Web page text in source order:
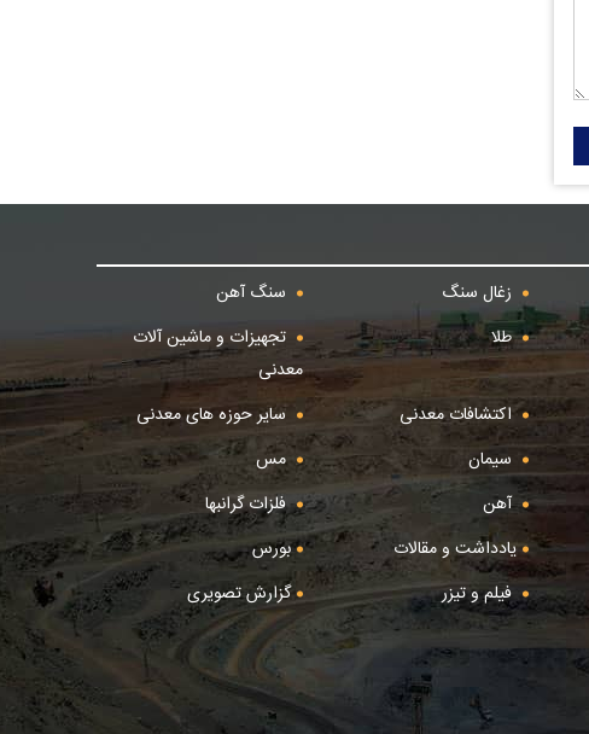
زغال سنگ
سنگ آهن
طلا
تجهیزات و ماشین آلات
معدنی
اکتشافات معدنی
سایر حوزه های معدنی
سیمان
مس
آهن
فلزات گرانبها
یادداشت و مقالات
بورس
فیلم و تیزر
گزارش تصویری